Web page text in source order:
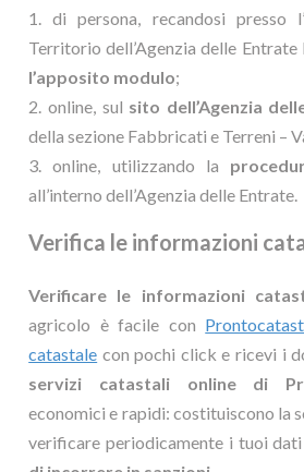
1. di persona, recandosi presso
Territorio dell’Agenzia delle Entrate
l’apposito modulo;
2. online, sul sito dell’Agenzia
della sezione Fabbricati e Terreni –
3. online, utilizzando la
all’interno dell’Agenzia delle Entrate.
Verifica le informazioni
Verificare le informazioni
agricolo è facile con
catastale con pochi click e ricevi i
servizi catastali online di
economici e rapidi: costituiscono la
verificare periodicamente i tuoi